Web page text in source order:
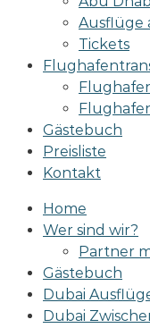
Ausflüge
Tickets
Gästebuch
Preisliste
Kontakt
Home
Wer sind wir?
Partner
Gästebuch
Dubai
Dubai